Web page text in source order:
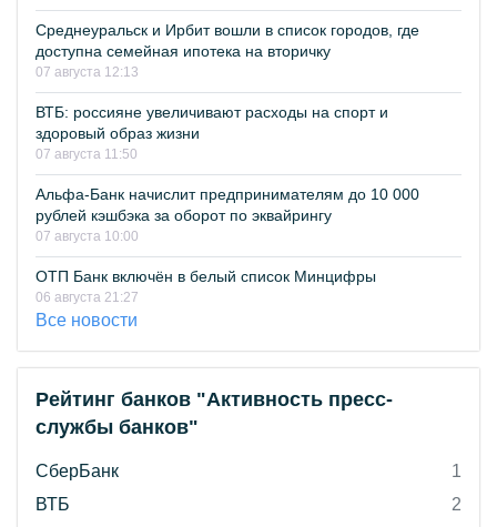
Среднеуральск и Ирбит вошли в список городов, где
доступна семейная ипотека на вторичку
07 августа 12:13
ВТБ: россияне увеличивают расходы на спорт и
здоровый образ жизни
07 августа 11:50
Альфа-Банк начислит предпринимателям до 10 000
рублей кэшбэка за оборот по эквайрингу
07 августа 10:00
ОТП Банк включён в белый список Минцифры
06 августа 21:27
Все новости
Рейтинг банков "Активность пресс-
службы банков"
СберБанк
1
ВТБ
2